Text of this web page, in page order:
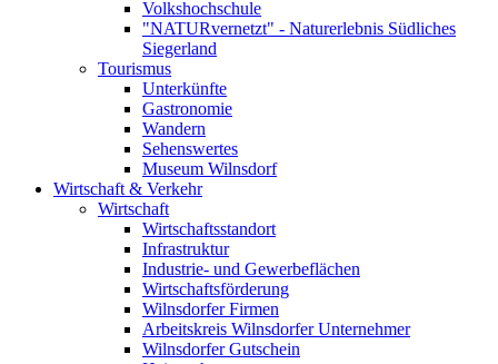
Volkshochschule
"NATURvernetzt" - Naturerlebnis Südliches
Siegerland
Tourismus
Unterkünfte
Gastronomie
Wandern
Sehenswertes
Museum Wilnsdorf
Wirtschaft & Verkehr
Wirtschaft
Wirtschaftsstandort
Infrastruktur
Industrie- und Gewerbeflächen
Wirtschaftsförderung
Wilnsdorfer Firmen
Arbeitskreis Wilnsdorfer Unternehmer
Wilnsdorfer Gutschein